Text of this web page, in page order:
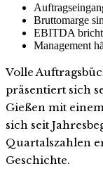
Bruttomarge
EBITDA
Management
Volle
präsentiert sich
Gießen mit
sich seit
Quartalszahlen
Geschichte.